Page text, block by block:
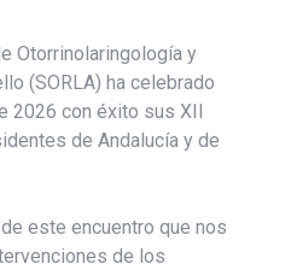
Otorrinolaringología y
(SORLA) ha celebrado
2026 con éxito sus XII
de Andalucía y de
este encuentro que nos
de los